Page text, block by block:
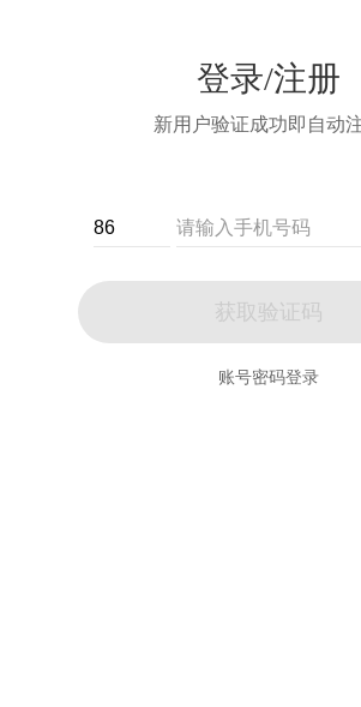
登录/注册
新用户验证成功即自动
获取验证码
账号密码登录